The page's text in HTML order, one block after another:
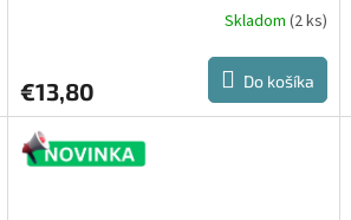
je
5,0
5
Skladom (2 ks)
€13,80 Do košíka